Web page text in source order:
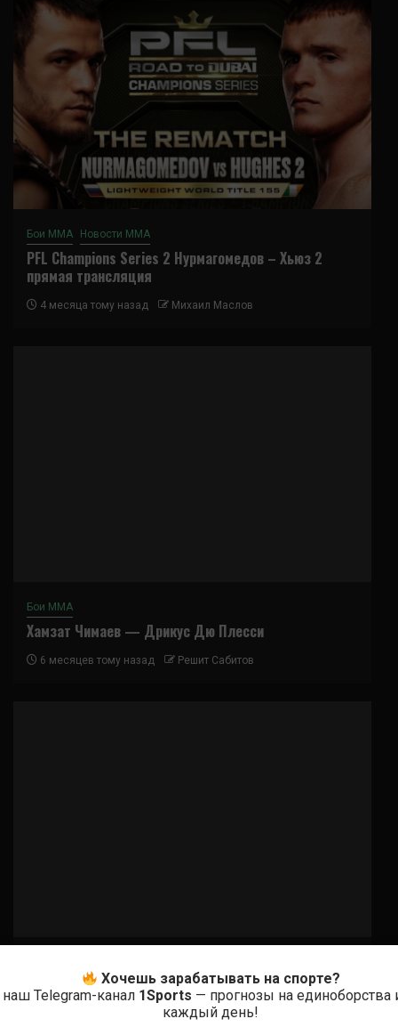
Бои ММА Новости ММА
PFL Champions Series 2 Нурмагомедов – Хьюз 2
прямая трансляция
4 месяца тому назад Михаил Маслов
Бои ММА
Хамзат Чимаев — Дрикус Дю Плесси
6 месяцев тому назад Решит Сабитов
Лерон Мерфи — Аарон Пико
Решит Сабитов
Хочешь зарабатывать на спорте?
Telegram-канал 1Sports — прогнозы на единоборства
каждый день!